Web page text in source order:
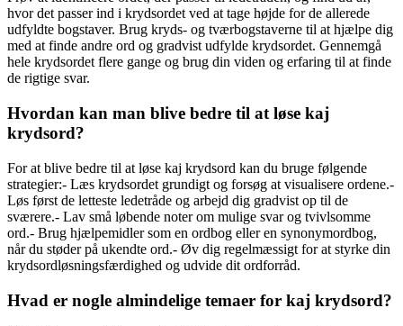
hvor det passer ind i krydsordet ved at tage højde for de allerede
udfyldte bogstaver. Brug kryds- og tværbogstaverne til at hjælpe dig
med at finde andre ord og gradvist udfylde krydsordet. Gennemgå
hele krydsordet flere gange og brug din viden og erfaring til at finde
de rigtige svar.
Hvordan kan man blive bedre til at løse kaj
krydsord?
For at blive bedre til at løse kaj krydsord kan du bruge følgende
strategier:- Læs krydsordet grundigt og forsøg at visualisere ordene.-
Løs først de letteste ledetråde og arbejd dig gradvist op til de
sværere.- Lav små løbende noter om mulige svar og tvivlsomme
ord.- Brug hjælpemidler som en ordbog eller en synonymordbog,
når du støder på ukendte ord.- Øv dig regelmæssigt for at styrke din
krydsordløsningsfærdighed og udvide dit ordforråd.
Hvad er nogle almindelige temaer for kaj krydsord?